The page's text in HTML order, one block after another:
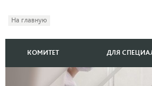
На главную
КОМИТЕТ ДЛЯ